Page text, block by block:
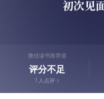
初次见
微信读书推荐值
评分不足
人点评